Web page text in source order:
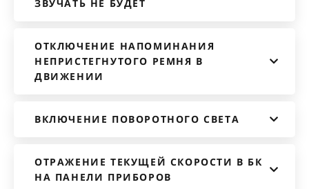
ЗВУЧАТЬ НЕ БУДЕТ
ОТКЛЮЧЕНИЕ НАПОМИНАНИЯ
НЕПРИСТЕГНУТОГО РЕМНЯ В
ДВИЖЕНИИ
ВКЛЮЧЕНИЕ ПОВОРОТНОГО СВЕТА
ОТРАЖЕНИЕ ТЕКУЩЕЙ СКОРОСТИ В БК
НА ПАНЕЛИ ПРИБОРОВ